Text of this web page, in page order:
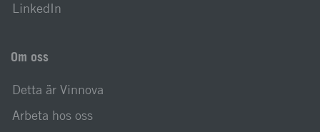
LinkedIn
Om oss
Detta är Vinnova
Arbeta hos oss